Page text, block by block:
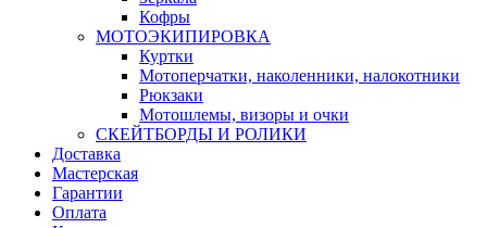
Кофры
МОТОЭКИПИРОВКА
Куртки
Мотоперчатки, наколенники, налокотники
Рюкзаки
Мотошлемы, визоры и очки
СКЕЙТБОРДЫ И РОЛИКИ
Доставка
Мастерская
Гарантии
Оплата